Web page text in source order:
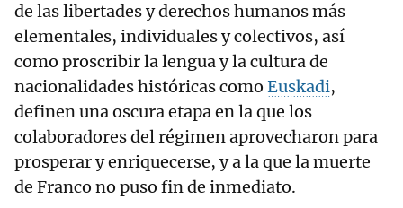
de las libertades y derechos humanos más
elementales, individuales y colectivos, así
como proscribir la lengua y la cultura de
nacionalidades históricas como Euskadi,
definen una oscura etapa en la que los
colaboradores del régimen aprovecharon para
prosperar y enriquecerse, y a la que la muerte
de Franco no puso fin de inmediato.